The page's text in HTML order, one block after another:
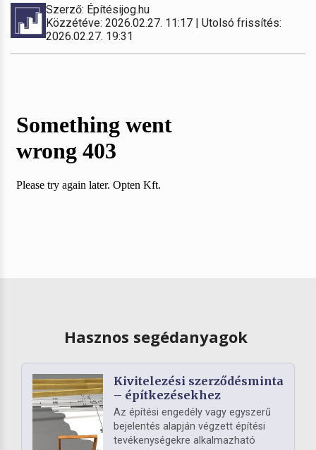
Szerző: Építésijog.hu
Közzétéve: 2026.02.27. 11:17 | Utolsó frissítés:
2026.02.27. 19:31
Hasznos segédanyagok
Kivitelezési szerződésminta
– építkezésekhez
Az építési engedély vagy egyszerű
bejelentés alapján végzett építési
tevékenységekre alkalmazható